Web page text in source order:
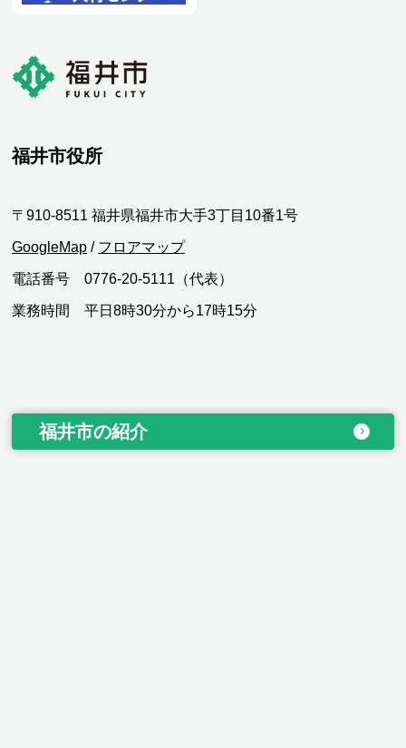
福井市役所
〒910-8511 福井県福井市大手3丁目10番1号
GoogleMap / フロアマップ
電話番号 0776-20-5111（代表）
業務時間 平日8時30分から17時15分
福井市の紹介